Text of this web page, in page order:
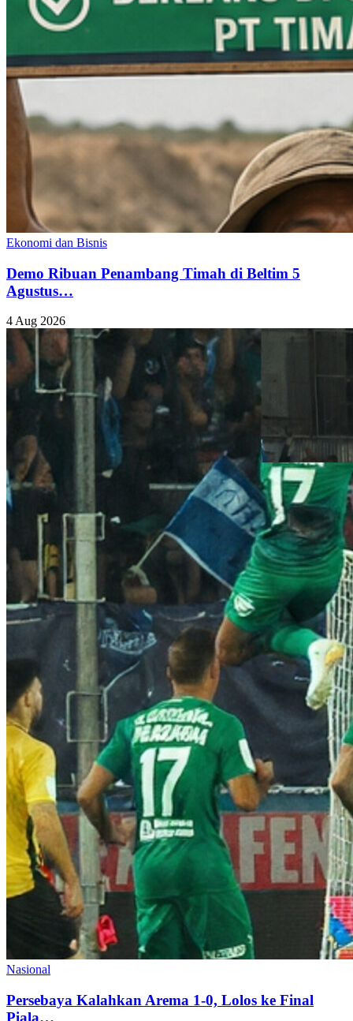
Ekonomi dan Bisnis
Demo Ribuan Penambang Timah di Beltim 5
Agustus…
4 Aug 2026
Nasional
Persebaya Kalahkan Arema 1-0, Lolos ke Final
Piala…